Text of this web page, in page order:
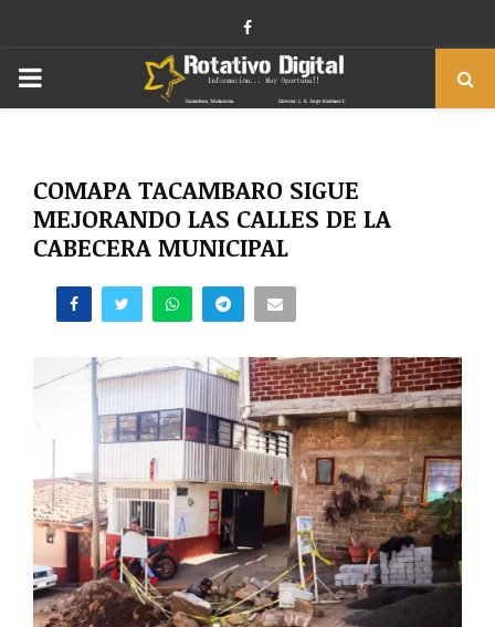
Facebook
PRIMARY
COMAPA TACAMBARO SIGUE
MEJORANDO LAS CALLES DE LA
CABECERA MUNICIPAL